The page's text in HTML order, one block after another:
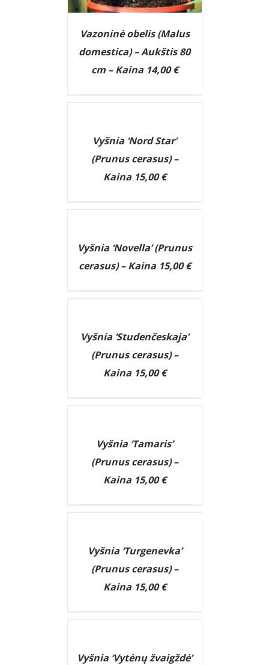
Vazoninė obelis (Malus
domestica) – Aukštis 80
cm – Kaina 14,00 €
Vyšnia ‘Nord Star’
(Prunus cerasus) –
Kaina 15,00 €
Vyšnia ‘Novella’ (Prunus
cerasus) – Kaina 15,00 €
Vyšnia ‘Studenčeskaja’
(Prunus cerasus) –
Kaina 15,00 €
Vyšnia ‘Tamaris’
(Prunus cerasus) –
Kaina 15,00 €
Vyšnia ‘Turgenevka’
(Prunus cerasus) –
Kaina 15,00 €
Vyšnia ‘Vytėnų žvaigždė’